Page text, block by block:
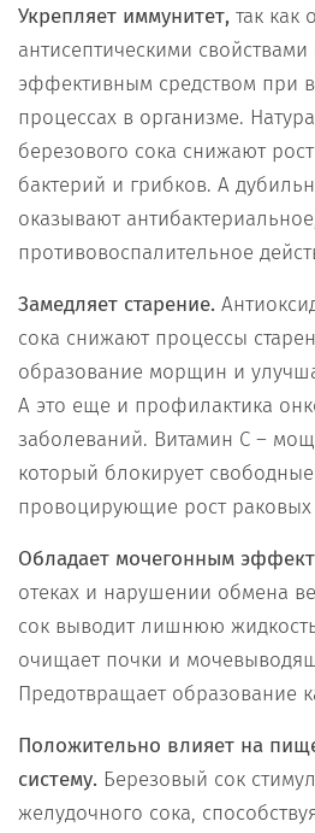
Укрепляет иммунитет, так как
антисептическими свойствами
эффективным средством при
процессах в организме.
березового сока снижают
бактерий и грибков. А
оказывают
противовоспалительное
Замедляет старение.
сока снижают процессы
образование морщин и
А это еще и профилактика
заболеваний. Витамин С –
который блокирует
провоцирующие рост раковых
Обладает мочегонным
отеках и нарушении обмена
сок выводит лишнюю
очищает почки и
Предотвращает образование
Положительно влияет на
систему. Березовый сок
желудочного сока,